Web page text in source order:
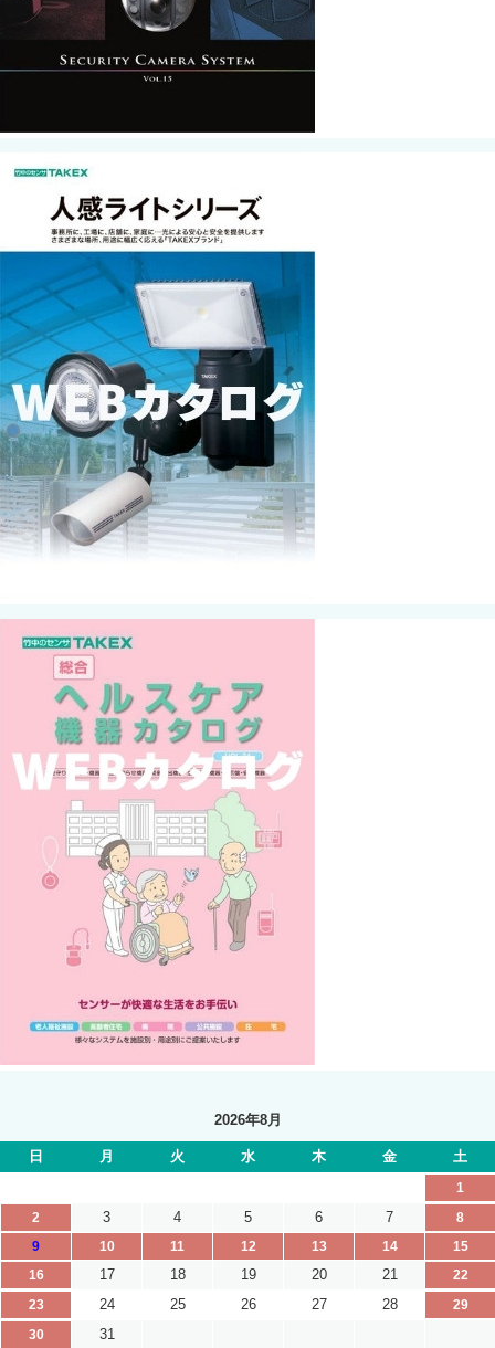
2026年8月
日 月 火 水 木 金 土
1
2
3 4 5 6 7
8
9
10 11 12 13 14
15
16
17 18 19 20 21
22
23
24 25 26 27 28
29
30
31